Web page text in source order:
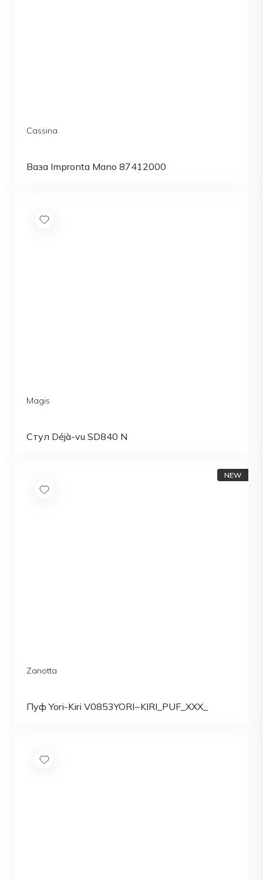
Cassina
Ваза Impronta Mano 87412000
Magis
Стул Déjà-vu SD840 N
NEW
Zanotta
Пуф Yori-Kiri V0853YORI−KIRI_PUF_XXX_